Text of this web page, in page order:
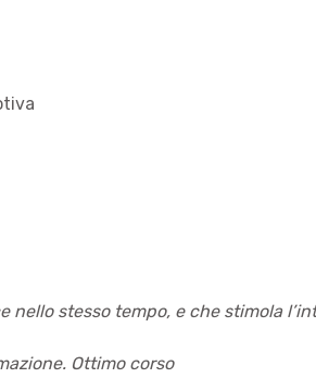
stesso tempo, e che stimola
Ottimo corso